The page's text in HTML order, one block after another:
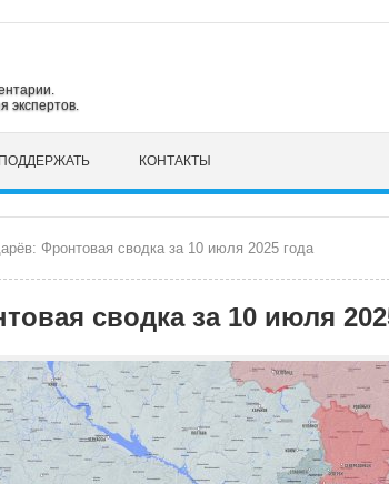
экспертов.
ПОДДЕРЖАТЬ КОНТАКТЫ
Фронтовая сводка за 10 июля 2025 года
сводка за 10 июля